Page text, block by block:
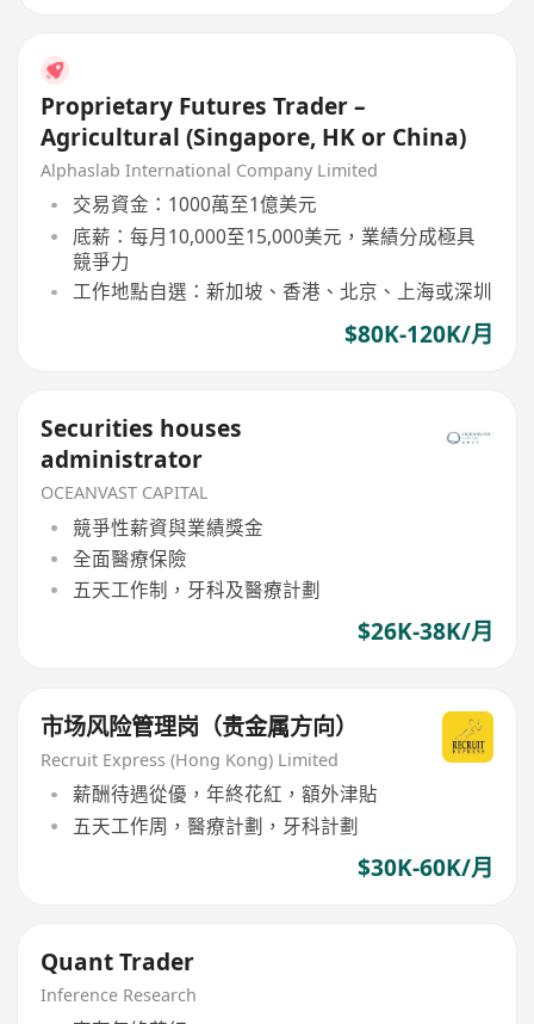
Proprietary Futures Trader –
Agricultural (Singapore, HK or China)
Alphaslab International Company Limited
交易資金：1000萬至1億美元
底薪：每月10,000至15,000美元，業績分成極具
競爭力
工作地點自選：新加坡、香港、北京、上海或深圳
$80K-120K/月
Securities houses
administrator
OCEANVAST CAPITAL
競爭性薪資與業績獎金
全面醫療保險
五天工作制，牙科及醫療計劃
$26K-38K/月
市场风险管理岗（贵金属方向）
Recruit Express (Hong Kong) Limited
薪酬待遇從優，年終花紅，額外津貼
五天工作周，醫療計劃，牙科計劃
$30K-60K/月
Quant Trader
Inference Research